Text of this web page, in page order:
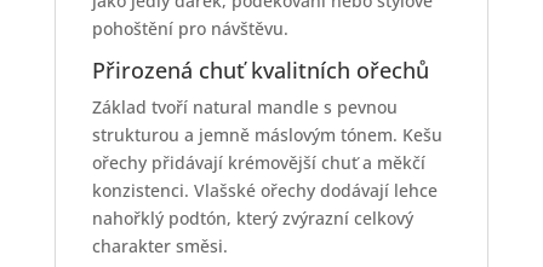
pohoštění pro návštěvu.
Přirozená chuť kvalitních ořechů
Základ tvoří natural mandle s pevnou
strukturou a jemně máslovým tónem. Kešu
ořechy přidávají krémovější chuť a měkčí
konzistenci. Vlašské ořechy dodávají lehce
nahořklý podtón, který zvýrazní celkový
charakter směsi.